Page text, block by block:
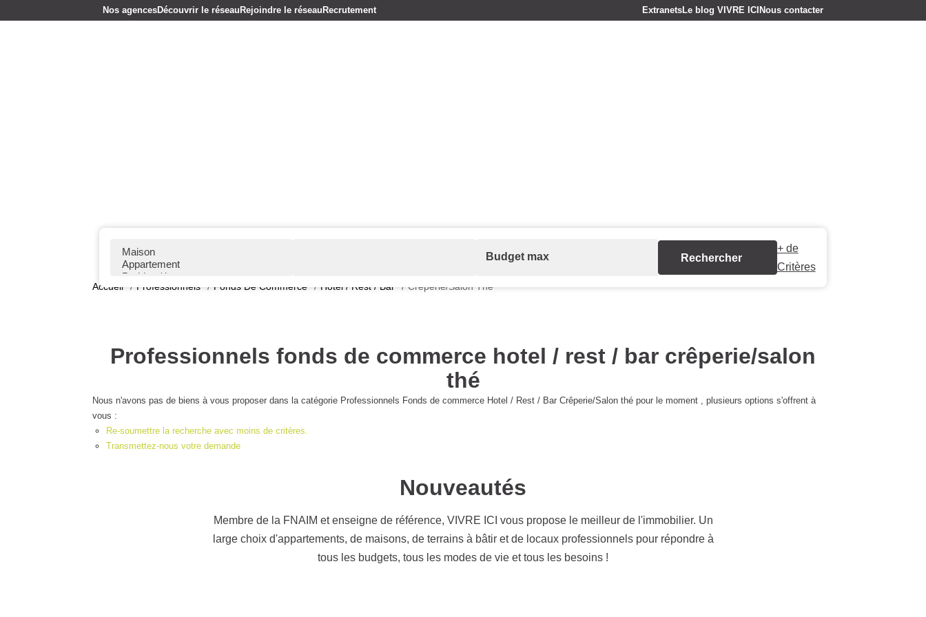
Nos agencesDécouvrir le réseauRejoindre le réseauRecrutement ExtranetsLe blog VIVRE ICINous contacter
+ de
Critères
Accueil Professionnels Fonds De Commerce Hotel / Rest / Bar Crêperie/Salon Thé
Professionnels fonds de commerce hotel / rest / bar crêperie/salon thé
Nous n'avons pas de biens à vous proposer dans la catégorie Professionnels Fonds de commerce Hotel / Rest / Bar Crêperie/Salon thé pour le moment , plusieurs options
Re-soumettre la recherche avec moins de critères.
Transmettez-nous votre demande
Membre de la FNAIM et enseigne de référence, VIVRE ICI vous propose le meilleur de l'immobilier.
Un large choix d'appartements, de maisons, de terrains à bâtir et de locaux professionnels pour
répondre à tous les budgets, tous les modes de vie et tous les besoins !